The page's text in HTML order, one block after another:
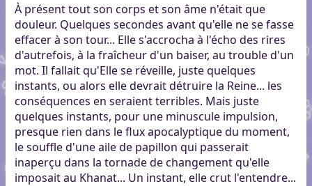
À présent tout son corps et son âme n'était que
douleur. Quelques secondes avant qu'elle ne se fasse
effacer à son tour... Elle s'accrocha à l'écho des rires
d'autrefois, à la fraîcheur d'un baiser, au trouble d'un
mot. Il fallait qu'Elle se réveille, juste quelques
instants, ou alors elle devrait détruire la Reine... les
conséquences en seraient terribles. Mais juste
quelques instants, pour une minuscule impulsion,
presque rien dans le flux apocalyptique du moment,
le souffle d'une aile de papillon qui passerait
inaperçu dans la tornade de changement qu'elle
imposait au Khanat... Un instant, elle crut l'entendre...